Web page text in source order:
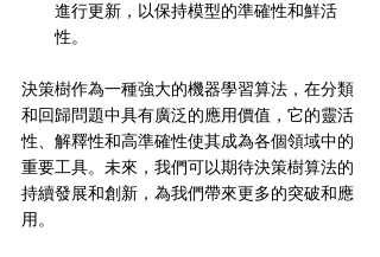
進行更新，以保持模型的準確性和鮮活
性。
決策樹作為一種強大的機器學習算法，在分類
和回歸問題中具有廣泛的應用價值，它的靈活
性、解釋性和高準確性使其成為各個領域中的
重要工具。未來，我們可以期待決策樹算法的
持續發展和創新，為我們帶來更多的突破和應
用。